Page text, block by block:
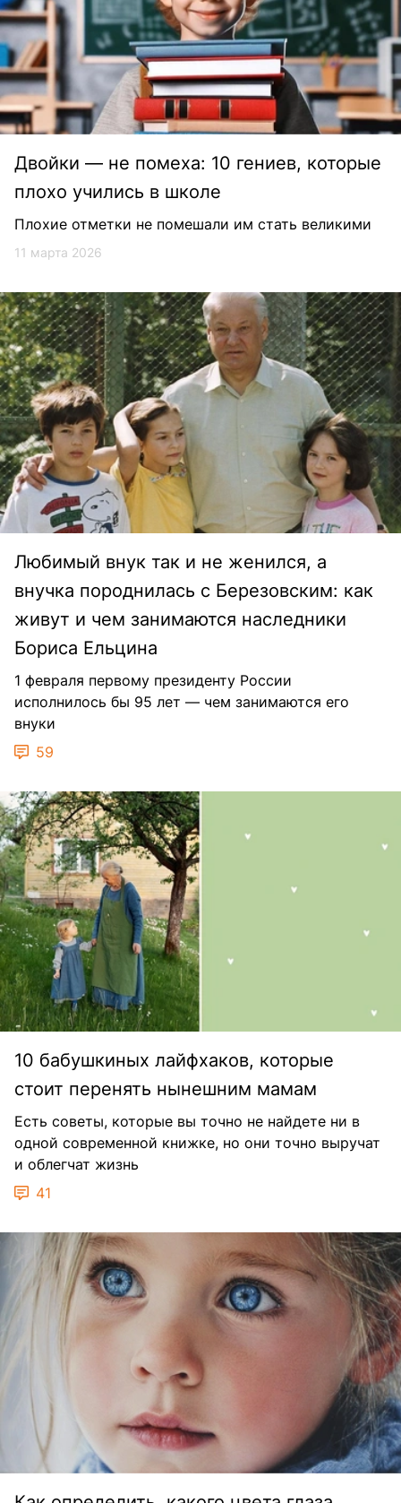
Двойки — не помеха: 10 гениев, которые
плохо учились в школе
Плохие отметки не помешали им стать великими
11 марта 2026
Любимый внук так и не женился, а
внучка породнилась с Березовским: как
живут и чем занимаются наследники
Бориса Ельцина
1 февраля первому президенту России
исполнилось бы 95 лет — чем занимаются его
внуки
59
10 бабушкиных лайфхаков, которые
стоит перенять нынешним мамам
Есть советы, которые вы точно не найдете ни в
одной современной книжке, но они точно выручат
и облегчат жизнь
41